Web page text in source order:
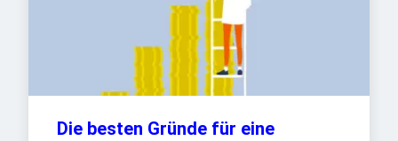
Die besten Gründe für eine